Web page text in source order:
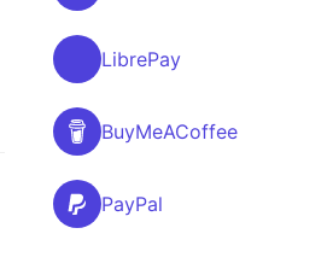
LibrePay
BuyMeACoffee
PayPal